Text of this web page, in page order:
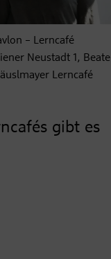
– Lerncafé
Neustadt 1, Beate
Lerncafé
gibt es